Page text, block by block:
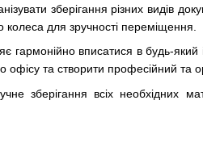
зберігання різних видів
колеса для зручності переміщення.
вписатися в будь-
офісу та створити професійний та
всіх необхідних